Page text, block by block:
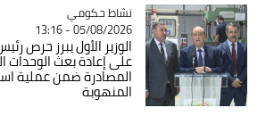
Catégorie
نشاط حكومي
05/08/2026 - 13:16
الوزير الأول يبرز حرص
على إعادة بعث الوحدات
المصادرة ضمن عملية
المنهوبة